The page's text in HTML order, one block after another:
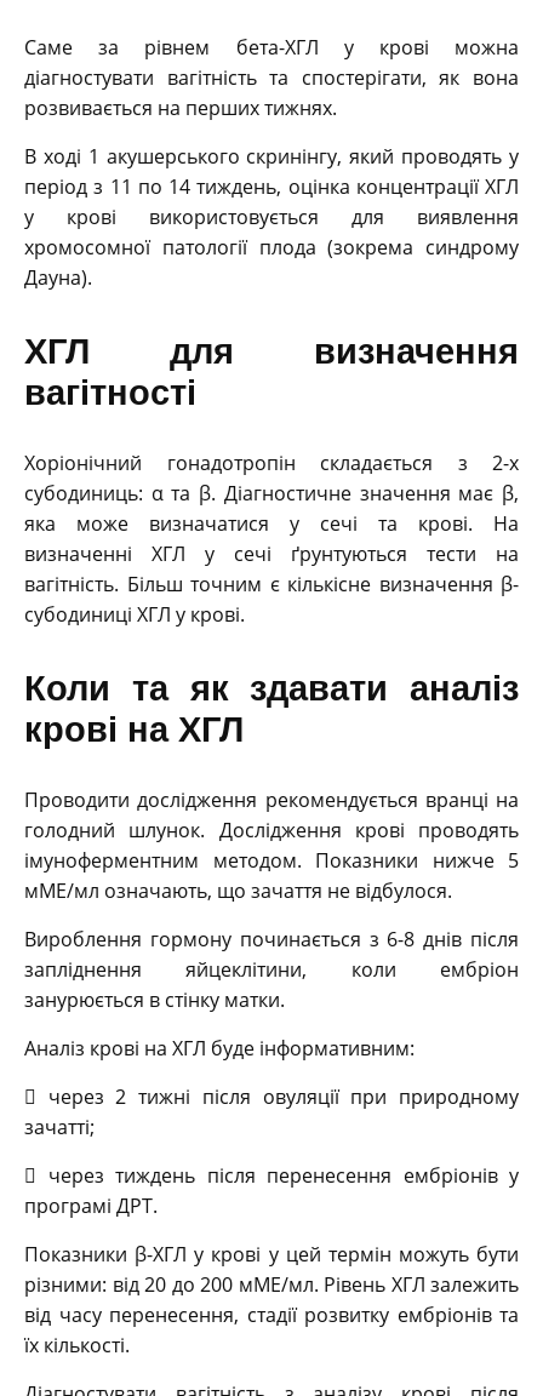
Саме за рівнем бета-ХГЛ у крові можна
діагностувати вагітність та спостерігати, як вона
розвивається на перших тижнях.
В ході 1 акушерського скринінгу, який проводять у
період з 11 по 14 тиждень, оцінка концентрації ХГЛ
у крові використовується для виявлення
хромосомної патології плода (зокрема синдрому
Дауна).
ХГЛ для визначення
вагітності
Хоріонічний гонадотропін складається з 2-х
субодиниць: α та β. Діагностичне значення має β,
яка може визначатися у сечі та крові. На
визначенні ХГЛ у сечі ґрунтуються тести на
вагітність. Більш точним є кількісне визначення β-
субодиниці ХГЛ у крові.
Коли та як здавати аналіз
крові на ХГЛ
Проводити дослідження рекомендується вранці на
голодний шлунок. Дослідження крові проводять
імуноферментним методом. Показники нижче 5
мМЕ/мл означають, що зачаття не відбулося.
Вироблення гормону починається з 6-8 днів після
запліднення яйцеклітини, коли ембріон
занурюється в стінку матки.
Аналіз крові на ХГЛ буде інформативним:
 через 2 тижні після овуляції при природному
зачатті;
 через тиждень після перенесення ембріонів у
програмі ДРТ.
Показники β-ХГЛ у крові у цей термін можуть бути
різними: від 20 до 200 мМЕ/мл. Рівень ХГЛ залежить
від часу перенесення, стадії розвитку ембріонів та
їх кількості.